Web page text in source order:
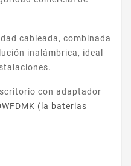
cableada, combinada
inalámbrica, ideal
con adaptador
(la baterias